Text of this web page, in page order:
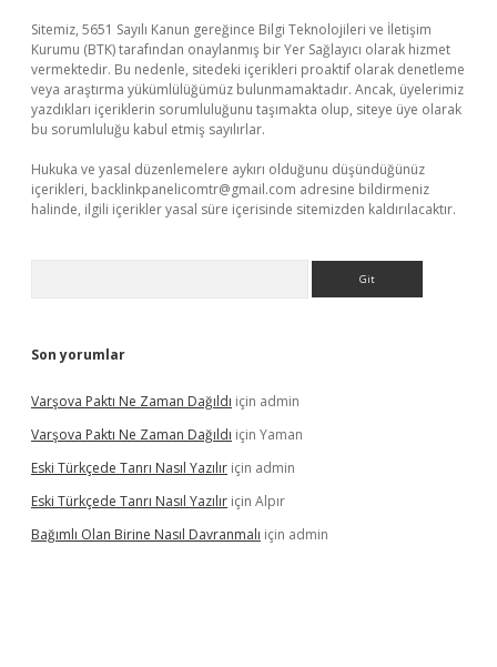
Sitemiz, 5651 Sayılı Kanun gereğince Bilgi Teknolojileri ve İletişim
Kurumu (BTK) tarafından onaylanmış bir Yer Sağlayıcı olarak hizmet
vermektedir. Bu nedenle, sitedeki içerikleri proaktif olarak denetleme
veya araştırma yükümlülüğümüz bulunmamaktadır. Ancak, üyelerimiz
yazdıkları içeriklerin sorumluluğunu taşımakta olup, siteye üye olarak
bu sorumluluğu kabul etmiş sayılırlar.
Hukuka ve yasal düzenlemelere aykırı olduğunu düşündüğünüz
içerikleri, backlinkpanelicomtr@gmail.com adresine bildirmeniz
halinde, ilgili içerikler yasal süre içerisinde sitemizden kaldırılacaktır.
Son yorumlar
Varşova Paktı Ne Zaman Dağıldı için admin
Varşova Paktı Ne Zaman Dağıldı için Yaman
Eski Türkçede Tanrı Nasıl Yazılır için admin
Eski Türkçede Tanrı Nasıl Yazılır için Alpır
Bağımlı Olan Birine Nasıl Davranmalı için admin